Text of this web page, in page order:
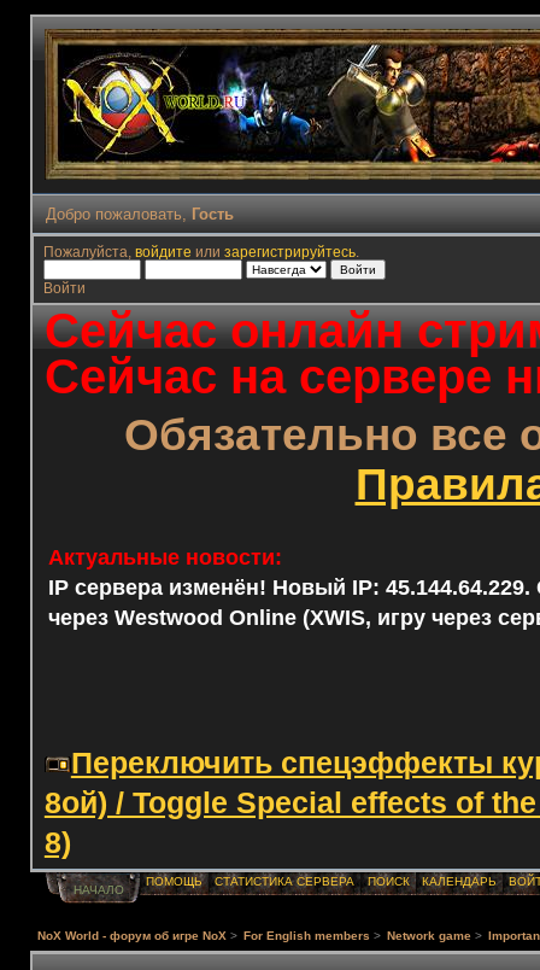
Добро пожаловать, Гость
Пожалуйста, войдите или зарегистрируйтесь.
Войти
Сейчас онлайн
Сейчас на сервере
Обязательно все
Актуальные новости:
IP сервера изменён! Новый IP: 45.144.64.229.
через Westwood Online (XWIS, игру через
Переключить спецэффекты
8ой) / Toggle Special effects of
8)
НАЧАЛО
ПОМОЩЬ СТАТИСТИКА СЕРВЕРА ПОИСК КАЛЕНДАРЬ
NoX World - форум об игре NoX > For English members > Network game >